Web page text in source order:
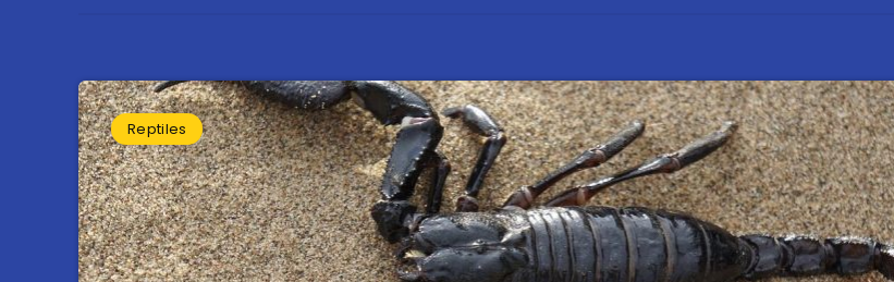
Reptiles